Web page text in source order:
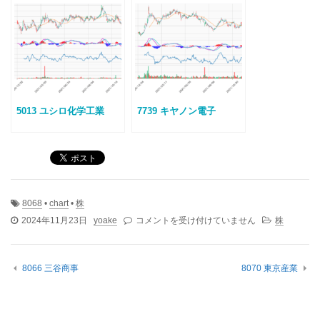
5013 ユシロ化学工業 7739 キヤノン電子
8068 • chart • 株
2024年11月23日
yoake
8068
洋
コメントを受け付けていません 株
8066 三谷商事 8070 東京産業